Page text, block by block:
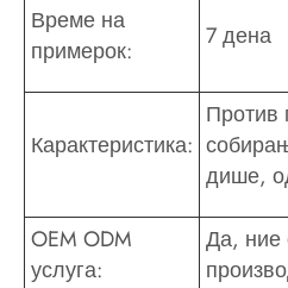
Време на
примерок:
7 дена
Карактеристика:
Против
дише,
OEM ODM
услуга:
Да, ние